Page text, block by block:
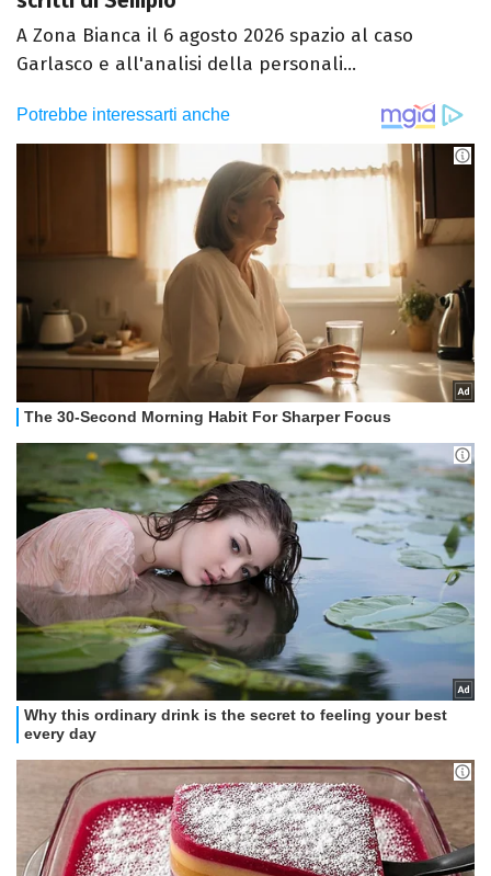
A Zona Bianca il 6 agosto 2026 spazio al caso
Garlasco e all'analisi della personali...